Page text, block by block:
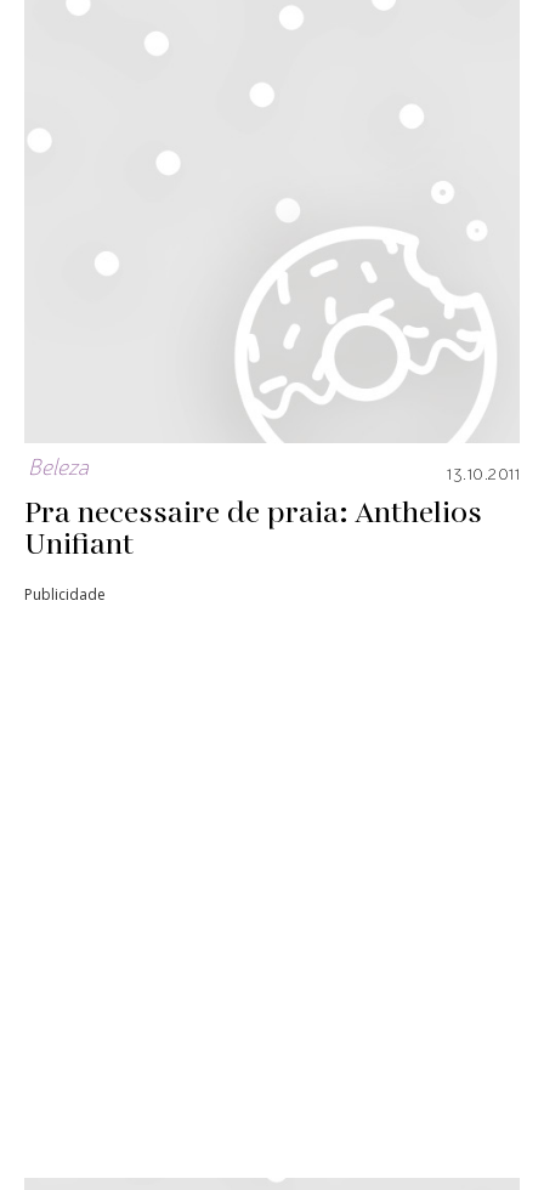
Beleza 13.10.2011
Pra necessaire de praia: Anthelios
Unifiant
Publicidade